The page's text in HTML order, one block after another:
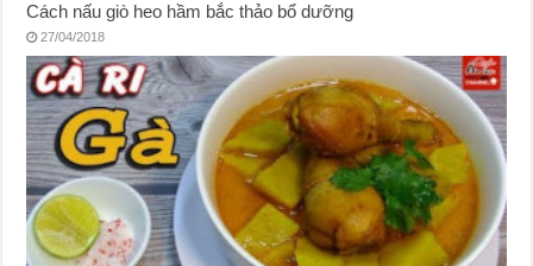
Cách nấu giò heo hầm bắc thảo bổ dưỡng
27/04/2018